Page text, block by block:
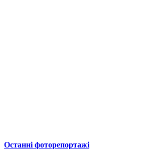
Останні фоторепортажі